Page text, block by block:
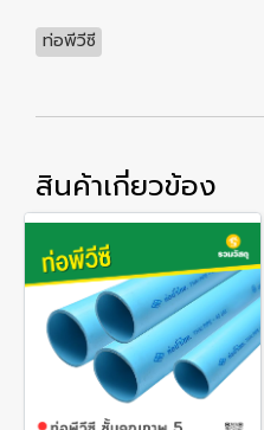
ท่อพีวีซี
สินค้าเกี่ยวข้อง